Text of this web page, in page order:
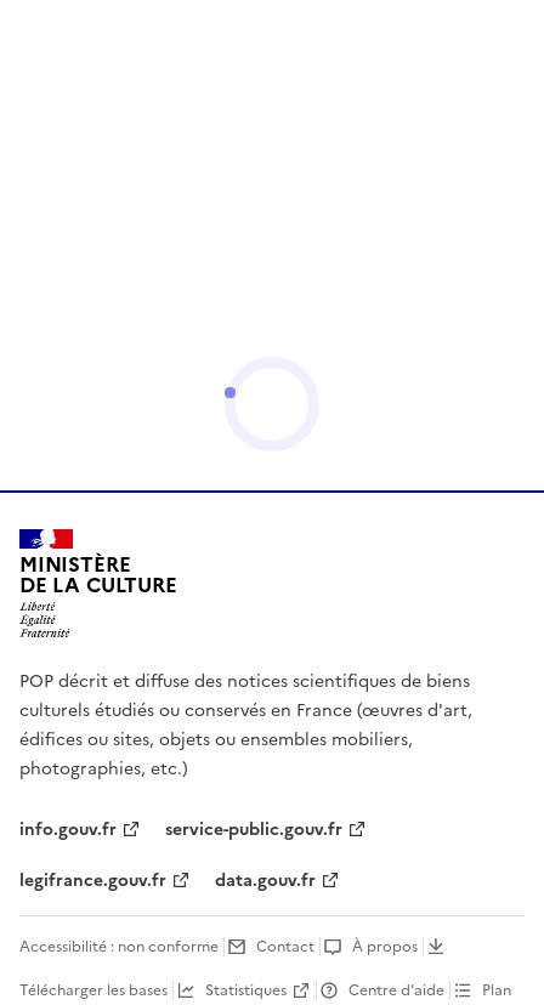
MINISTÈRE
DE LA CULTURE
POP décrit et diffuse des notices scientifiques de biens
culturels étudiés ou conservés en France (œuvres d'art,
édifices ou sites, objets ou ensembles mobiliers,
photographies, etc.)
info.gouv.fr
service-public.gouv.fr
legifrance.gouv.fr
data.gouv.fr
Accessibilité : non conforme Contact
À propos
Télécharger les bases
Statistiques Centre d’aide Plan